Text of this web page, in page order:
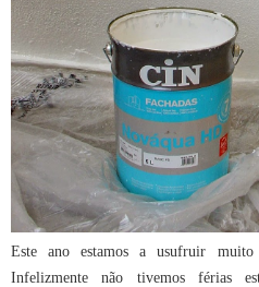
Este ano estamos a usufruir muito
Infelizmente não tivemos férias